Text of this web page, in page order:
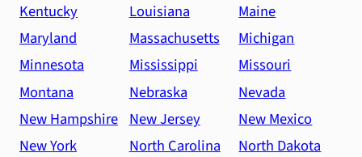
Kentucky
Louisiana
Maine
Maryland
Massachusetts
Michigan
Minnesota
Mississippi
Missouri
Montana
Nebraska
Nevada
New Hampshire New Jersey
New Mexico
New York
North Carolina
North Dakota